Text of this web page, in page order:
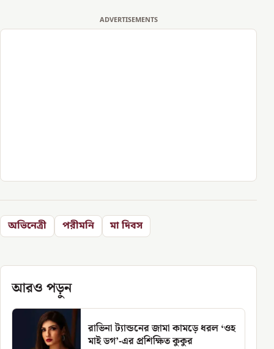
ADVERTISEMENTS
অভিনেত্রী পরীমনি মা দিবস
আরও পড়ুন
রাভিনা ট্যান্ডনের জামা কামড়ে ধরল ‘ওহ
মাই ডগ’-এর প্রশিক্ষিত কুকুর